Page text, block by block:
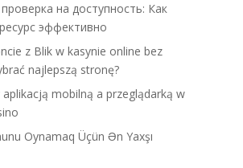
на доступность: Как
эффективно
z Blik w kasynie online bez
najlepszą stronę?
aplikacją mobilną a przeglądarką w
Oynamaq Üçün Ən Yaxşı